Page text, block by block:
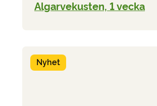
Algarvekusten, 1 vecka
Nyhet